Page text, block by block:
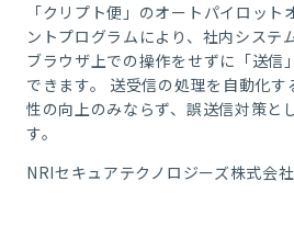
「クリプト便」のオートパイロッ
ントプログラムにより、社内システ
ブラウザ上での操作をせずに「送信
できます。 送受信の処理を自動化
性の向上のみならず、誤送信対策と
す。
NRIセキュアテクノロジーズ株式会社